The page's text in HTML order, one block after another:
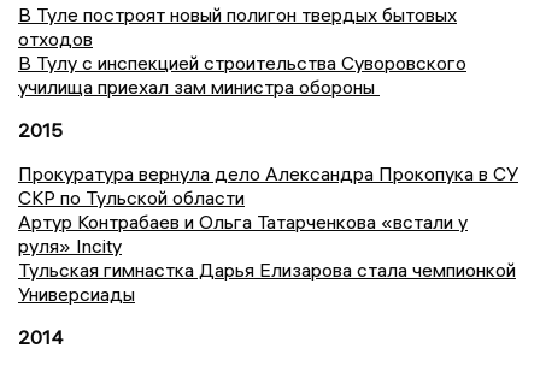
В Туле построят новый полигон твердых бытовых
отходов
В Тулу с инспекцией строительства Суворовского
училища приехал зам министра обороны
2015
Прокуратура вернула дело Александра Прокопука в СУ
СКР по Тульской области
Артур Контрабаев и Ольга Татарченкова «встали у
руля» Incity
Тульская гимнастка Дарья Елизарова стала чемпионкой
Универсиады
2014